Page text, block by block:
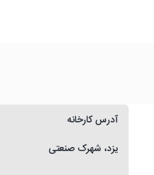
آدرس کارخانه
یزد، شهرک صنعتی